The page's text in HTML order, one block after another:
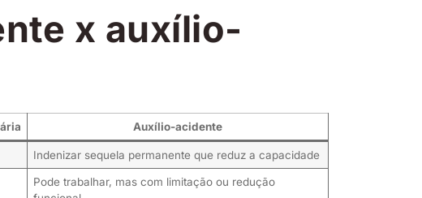
x auxílio-
Auxílio-acidente
Indenizar sequela permanente que reduz a capacidade
Pode trabalhar, mas com limitação ou redução